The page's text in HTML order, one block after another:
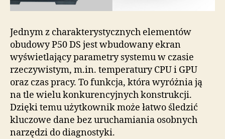
Jednym z charakterystycznych elementów
obudowy P50 DS jest wbudowany ekran
wyświetlający parametry systemu w czasie
rzeczywistym, m.in. temperatury CPU i GPU
oraz czas pracy. To funkcja, która wyróżnia ją
na tle wielu konkurencyjnych konstrukcji.
Dzięki temu użytkownik może łatwo śledzić
kluczowe dane bez uruchamiania osobnych
narzędzi do diagnostyki.